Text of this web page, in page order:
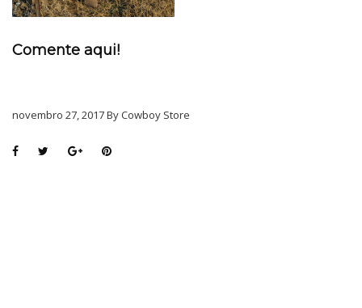
Comente aqui!
novembro 27, 2017 By Cowboy Store